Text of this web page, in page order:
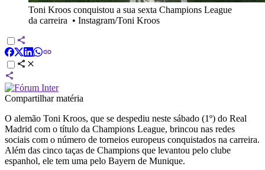
Toni Kroos conquistou a sua sexta Champions League
da carreira • Instagram/Toni Kroos
Compartilhar matéria
O alemão Toni Kroos, que se despediu neste sábado (1º) do Real
Madrid com o título da Champions League, brincou nas redes
sociais com o número de torneios europeus conquistados na carreira.
Além das cinco taças de Champions que levantou pelo clube
espanhol, ele tem uma pelo Bayern de Munique.